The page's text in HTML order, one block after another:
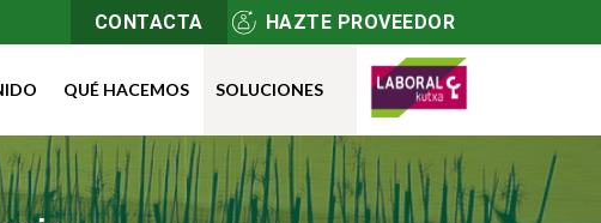
CONTACTA HAZTE PROVEEDOR
QUÉ HACEMOS SOLUCIONES